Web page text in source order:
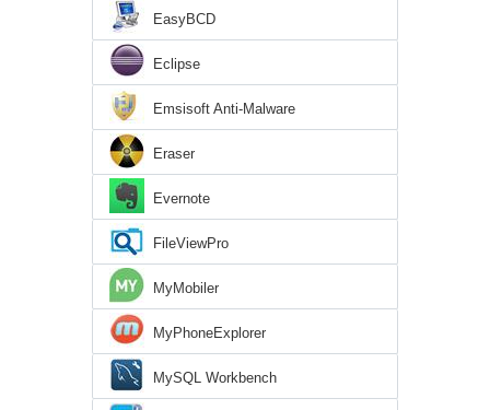
EasyBCD
Eclipse
Emsisoft Anti-Malware
Eraser
Evernote
FileViewPro
MyMobiler
MyPhoneExplorer
MySQL Workbench